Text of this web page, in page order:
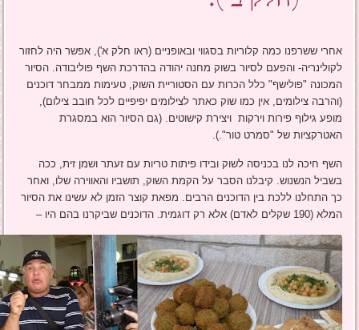
אחרי ששרפנו כמה קלוריות בסגווי ובאופניים (ראו חלק א'), אפשר היה לחזור
לקולינריה- והפעם לסיור בשוק מחנה יהודה בהדרכת השף פוליבודה. הסיור
המכונה "פולישף" כלל הכרות עם הסטוריית השוק, טעימות ממבחר דוכנים
(והרבה צילומים, אין כמו שוק כאתר לצילומים יפיפיים לכל חובב צילום),
מופע גילוף פירות וירקות ויצירת קישוטים. (גם הסיור הוא במסגרת
האטרקציות של "סמרט טור".).
השף חיכה לנו בכניסה לשוק ובידו פיתות טריות עם זעתר ושמן זית, ככה
בשביל הנשנוש. קיבלנו הסבר על הקמת השוק, תושביו והאווירה שלו, ואחר
כך התחלנו ללכת בין הדוכנים הרבים. מפאת קוצר הזמן לא עשינו את הסיור
המלא (190 שקלים לאדם) אלא רק דוגמית. הדוכנים שביקרנו בהם היו –